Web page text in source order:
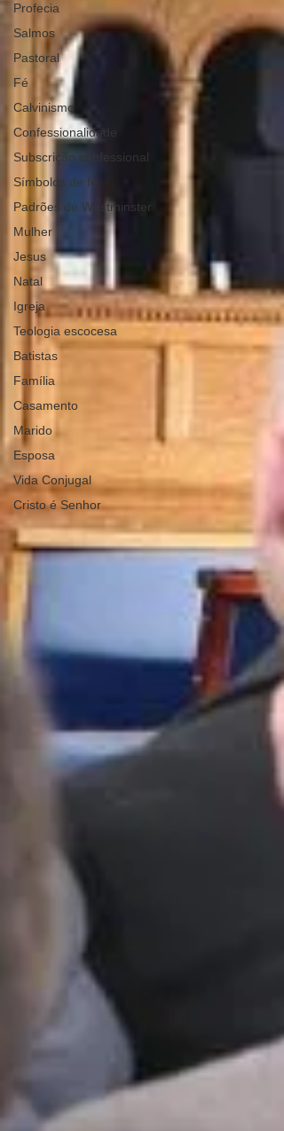
Profecia
Salmos
Pastoral
Fé
Calvinismo
Confessionalidade
Subscrição confessional
Símbolos de fé
Padrões de Westminster
Mulher
Jesus
Natal
Igreja
Teologia escocesa
Batistas
Família
Casamento
Marido
Esposa
Vida Conjugal
Cristo é Senhor